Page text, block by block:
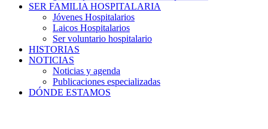
SER FAMILIA HOSPITALARIA
Jóvenes Hospitalarios
Laicos Hospitalarios
Ser voluntario hospitalario
HISTORIAS
NOTICIAS
Noticias y agenda
Publicaciones especializadas
DÓNDE ESTAMOS